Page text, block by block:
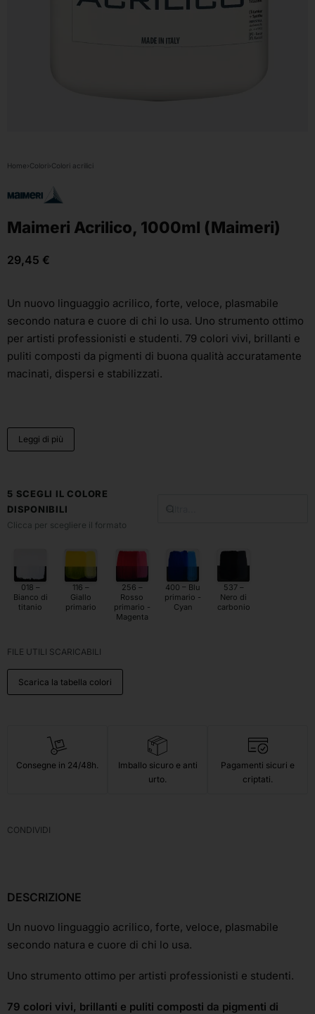
Home›Colori›Colori acrilici
Maimeri Acrilico, 1000ml (Maimeri)
29,45 €
Un nuovo linguaggio acrilico, forte, veloce, plasmabile
secondo natura e cuore di chi lo usa. Uno strumento ottimo
per artisti professionisti e studenti. 79 colori vivi, brillanti e
puliti composti da pigmenti di buona qualità accuratamente
macinati, dispersi e stabilizzati.
Leggi di più
5 SCEGLI IL COLORE
DISPONIBILI
Clicca per scegliere il formato
018 –
Bianco di
titanio
116 –
Giallo
primario
256 –
Rosso
primario -
Magenta
400 – Blu
primario -
Cyan
537 –
Nero di
carbonio
FILE UTILI SCARICABILI
Scarica la tabella colori
Consegne in 24/48h.
Imballo sicuro e anti
urto.
Pagamenti sicuri e
criptati.
CONDIVIDI
DESCRIZIONE
Un nuovo linguaggio acrilico, forte, veloce, plasmabile
secondo natura e cuore di chi lo usa.
Uno strumento ottimo per artisti professionisti e studenti.
79 colori vivi, brillanti e puliti composti da pigmenti di